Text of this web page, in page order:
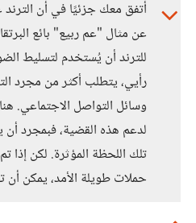
أتفق معك جزئيًا في أن الترند
عن مثال "عم ربيع" بائع
للترند أن يُستخدم لتسليط
رأيي، يتطلب أكثر من مجرد
وسائل التواصل الاجتماعي.
لدعم هذه القضية، فبمجرد أن
تلك اللحظة المؤثرة. لكن
حملات طويلة الأمد، يمكن أن